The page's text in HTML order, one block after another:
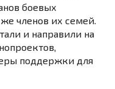
боевых
членов их семей.
и направили на
поддержки для